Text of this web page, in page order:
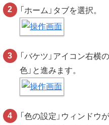
「ホーム」タブを選択。
「バケツ」アイコン右横
色」と進みます。
「色の設定」ウィンドウ